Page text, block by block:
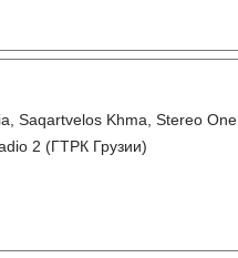
Saqartvelos Khma, Stereo One,
2 (ГТРК Грузии)